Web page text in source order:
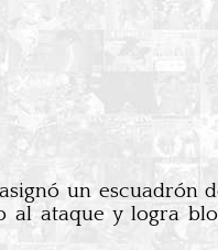
un escuadrón
ataque y logra